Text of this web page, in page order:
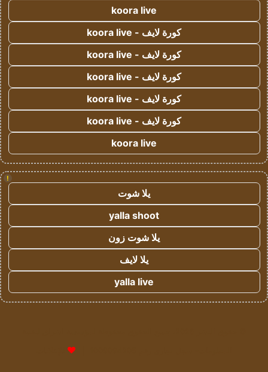
koora live
كورة لايف - koora live
كورة لايف - koora live
كورة لايف - koora live
كورة لايف - koora live
كورة لايف - koora live
koora live
!
يلا شوت
yalla shoot
يلا شوت زون
يلا لايف
yalla live